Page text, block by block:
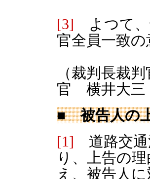
[3] よつて、
官全員一致
（裁判長
官 横井大
■ 被告人の
[1] 道路交通
り、上告の
え、被告人